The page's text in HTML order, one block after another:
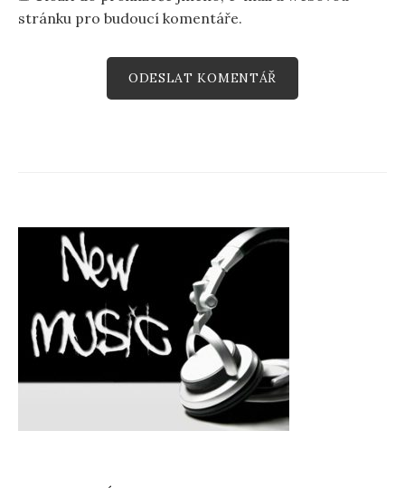
stránku pro budoucí komentáře.